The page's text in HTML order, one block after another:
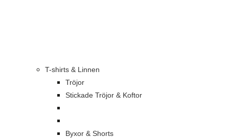
T-shirts & Linnen
Tröjor
Stickade Tröjor & Koftor
Byxor & Shorts